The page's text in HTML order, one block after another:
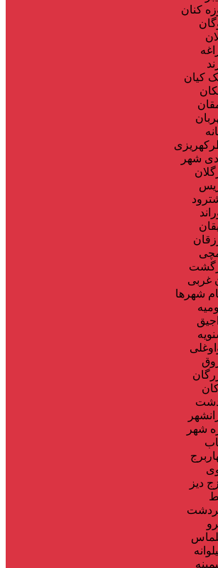
کنان
کیان
شهر
غربی
شهر‌ها
شهر
دیز